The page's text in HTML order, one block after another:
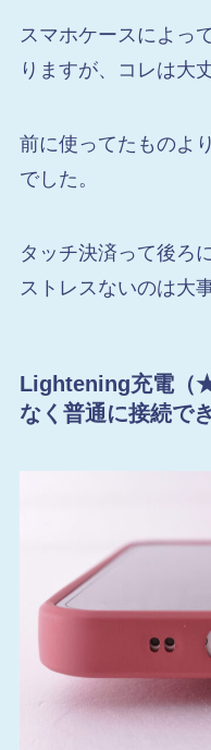
スマホケースによっ
りますが、コレは大
前に使ってたものよ
でした。
タッチ決済って後ろ
ストレスないのは大
Lightening充電
なく普通に接続で